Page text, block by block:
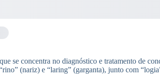
se concentra no diagnóstico e tratamento de
(nariz) e “laring” (garganta), junto com